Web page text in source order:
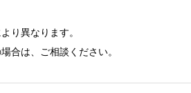
り異なります。
合は、ご相談ください。